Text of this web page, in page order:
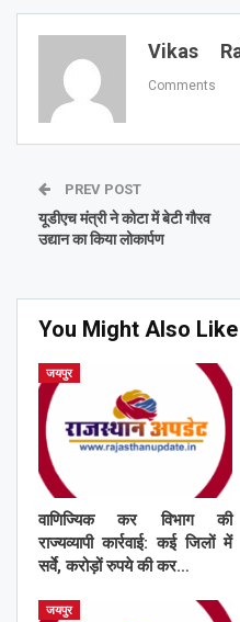
Vikas
Comments
PREV POST
यूडीएच मंत्री ने कोटा में बेटी गौरव
उद्यान का किया लोकार्पण
You Might Also Like
जयपुर
वाणिज्यिक कर विभाग की
राज्यव्यापी कार्रवाई: कई जिलों में
सर्वे, करोड़ों रुपये की कर…
जयपुर